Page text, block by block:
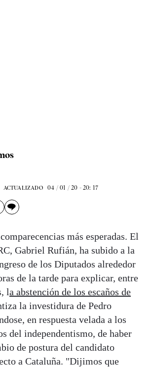
ACTUALIZADO 04 / 01 / 20 - 20: 17
más esperadas. El
Gabriel Rufián, ha subido a la
de los Diputados alrededor
de la tarde para explicar, entre
la abstención de los escaños de
la investidura de Pedro
en respuesta velada a los
del independentismo, de haber
de postura del candidato
a Cataluña. "Dijimos que